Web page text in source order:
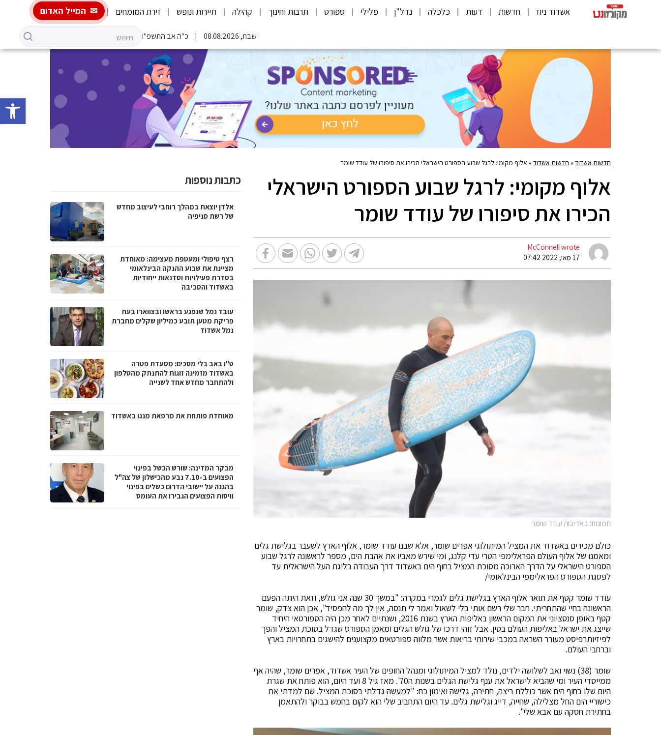
פתח
אשדוד ניוז חדשות דעות כלכלה נדל"ן פלילי ספורט תרבות וחינוך קהילה תיירות ונופש זירת המומחים המייל האדום
שבת, 08.08.2026 כ"ה אב התשפ"ו
חדשות אשדוד» חדשות אשדוד» אלוף מקומי: לרגל שבוע הספורט הישראלי הכירו את סיפורו של עודד שומר
אלוף מקומי: לרגל שבוע הספורט הישראלי
הכירו את סיפורו של עודד שומר
McConnell wrote
17 מאי, 2022 07:42
תמונות: באדיבות עודד שומר
כולם מכירים באשדוד את המציל המיתולוגי אפרים שומר, אלא שבנו עודד שומר, אלוף הארץ לשעבר בגלישת גלים
ומאמנו של אלוף העולם הפראלימפי הטרי עדי קלנג, ומי שירש מאביו את אהבת הים, מספר לראשונה לרגל שבוע
הספורט הישראלי על הדרך הארוכה מסוכת המציל בחוף הים באשדוד דרך העבודה בליגת העל הישראלית עד
לפסגת הספורט הפראלימפי הבינלאומי/
עודד שומר קטף את תואר אלוף הארץ בגלישת גלים לגמרי במקרה: "במשך 30 שנה אני גולש, וזאת היתה הפעם
הראשונה בחיי שהתחריתי. חבר שלי רשם אותי בלי לשאול ואמר לי תנסה, אין לך מה להפסיד", אכן הוא צדק, שומר
קטף באופן סנסציוני את המקום הראשון באליפות הארץ בשנת 2016, ושנתיים לאחר מכן היה הספורטאי היחיד
שייצג את ישראל באליפות העולם בסין. אבל זוהי דרכו של גולש הגלים ומאמן הספורט שגדל בסוכת המציל והפך
לפיזיותרפיסט מעורר השראה במכבי שירותי בריאות אשר מלווה ספורטאים מקצוענים להישגים בתחרויות בארץ
וברחבי העולם.
שומר (38) נשוי ואב לשלושה ילדים, נולד למציל המיתולוגי ומנהל החופים של העיר אשדוד, אפרים שומר, שהיה אף
ממייסדי העיר ומי שהביא לישראל את ענף גלישת הגלים בשנות ה70'. מאז גיל 8 ועד היום, הוא פותח את שגרת
היום שלו בחוף הים אשר כוללת ריצה, חתירה, גלישה ואימון כח: "למעשה גדלתי בסוכת המציל. שם למדתי את
כישוריי הים החל מצלילה, שחייה, דייג וגלישת גלים. עד היום התחביב שלי הוא לקום בחמש בבוקר ולהתאמן
בחתירת חסקה עם אבא שלי".
כתבות נוספות
אלדן יוצאת במהלך רוחבי לעיצוב מחדש
של רשת סניפיה
רצף טיפולי ומעטפת מעצימה: מאוחדת
מציינת את שבוע ההנקה הבינלאומי
בסדרת פעילויות וסדנאות ייחודיות
באשדוד והסביבה
עובד נמל שנפגע בראשו ובצווארו בעת
פריקת מטען תובע כמיליון שקלים מחברת
נמל אשדוד
ט"ו באב בלי מסכים: מסעדת פטרה
באשדוד מזמינה זוגות להתנתק מהטלפון
ולהתחבר מחדש אחד לשנייה
מאוחדת פותחת את מרפאת מנגו באשדוד
מבקר המדינה: שורש הכשל בפינוי
הפצועים ב-7.10 נבע מהכישלון של צה"ל
בהגנה על יישובי הדרום כשלים בפינוי
וויסות הפצועים הגבירו את העומס